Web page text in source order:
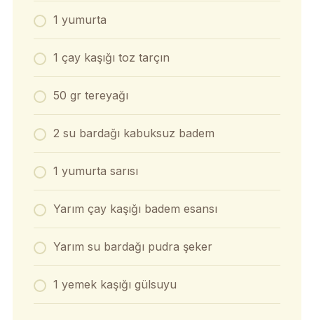
1 yumurta
1 çay kaşığı toz tarçın
50 gr tereyağı
2 su bardağı kabuksuz badem
1 yumurta sarısı
Yarım çay kaşığı badem esansı
Yarım su bardağı pudra şeker
1 yemek kaşığı gülsuyu